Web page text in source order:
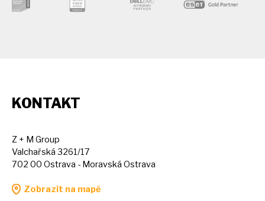
KONTAKT
Z + M Group
Valchařská 3261/17
702 00 Ostrava - Moravská Ostrava
Zobrazit na mapě